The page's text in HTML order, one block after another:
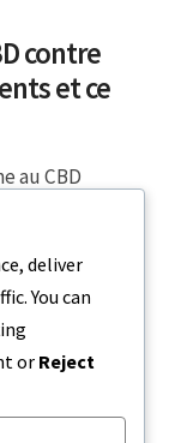
contre
et ce
au CBD
deliver
You can
or Reject